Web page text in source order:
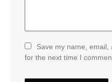
Save my name,
for the next time I